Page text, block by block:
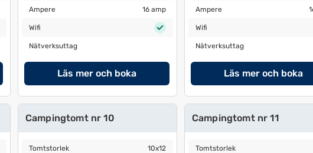
Ampere 16 amp
Ampere 16 amp
WifiWifi
Nätverksuttag
Nätverksuttag
Läs mer och boka
Ampere 16 amp
Ampere
WifiWifi
Nätverksuttag
Nätverksuttag
Läs mer och boka
Campingtomt nr 10
Tomtstorlek
Tomtstorlek 10x12
Campingtomt nr 11
Tomtstorlek
Tomtstorlek